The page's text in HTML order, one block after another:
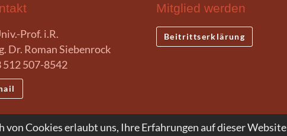
von Cookies erlaubt uns, Ihre Erfahrungen auf dieser
Prof. i.R.
Dr. Roman Siebenrock
512 507-8542
Mitglied werden
Beitrittserklärung